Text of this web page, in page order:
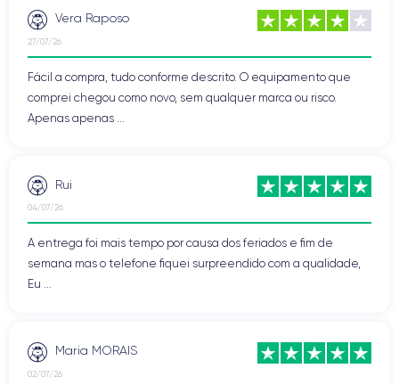
Vera Raposo
27/07/26
Fácil a compra, tudo conforme descrito. O equipamento que
comprei chegou como novo, sem qualquer marca ou risco.
Apenas apenas ...
Rui
04/07/26
A entrega foi mais tempo por causa dos feriados e fim de
semana mas o telefone fiquei surpreendido com a qualidade,
Eu ...
Maria MORAIS
02/07/26